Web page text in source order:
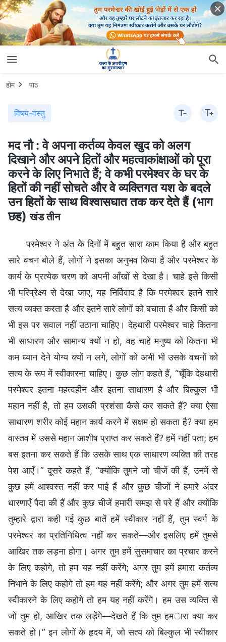
होम पाठ
विषय-वस्तु
मद नौ : वे अपना कर्तव्य केवल खुद को अलग
दिखाने और अपने हितों और महत्वाकांक्षाओं को पूरा
करने के लिए निभाते हैं; वे कभी परमेश्वर के घर के
हितों की नहीं सोचते और वे व्यक्तिगत यश के बदले
उन हितों के साथ विश्वासघात तक कर देते हैं (भाग
छह)खंड तीन
परमेश्वर ने अंत के दिनों में बहुत सारा काम किया है और बहुत
सारे वचन बोले हैं, लोगों ने इसका अनुभव किया है और परमेश्वर के
कार्य के प्रत्येक चरण को अपनी आँखों से देखा है। चाहे इसे किसी
भी परिप्रेक्ष्य से देखा जाए, यह निर्विवाद है कि परमेश्वर इतने सारे
सत्य व्यक्त करता है और इतने सारे लोगों को बचाता है और किसी को
भी इस पर सवाल नहीं उठाना चाहिए। देहधारी परमेश्वर चाहे कितना
भी साधारण और सामान्य क्यों न हो, वह चाहे मनुष्य को कितना भी
कम ध्यान देने योग्य क्यों न लगे, लोगों को अभी भी उसके वचनों को
सत्य के रूप में स्वीकारना चाहिए। कुछ लोग कहते हैं, “चूँकि देहधारी
परमेश्वर इतना महत्वहीन और इतना साधारण है और बिल्कुल भी
महान नहीं है, तो हम उसकी प्रशंसा कैसे कर सकते हैं? क्या ऐसा
साधारण शरीर कोई महान कार्य करने में सक्षम हो सकता है? क्या हम
वास्तव में उससे महान आशीष प्राप्त कर सकते हैं? हमें नहीं पता; हम
बस इतना कर सकते हैं कि उसके साथ एक साधारण व्यक्ति की तरह
पेश आएँ।” दूसरे कहते हैं, “क्योंकि तुमने जो चीजें की हैं, उनमें से
कुछ हमें आश्वस्त नहीं कर पाई हैं और कुछ चीजों ने हमारे अंदर
धारणाएँ पैदा की हैं और कुछ चीजें हमारी समझ से परे हैं और क्योंकि
तुम्हारे द्वारा कही गई कुछ बातें हमें स्वीकार नहीं हैं, तुम स्वर्ग के
परमेश्वर का प्रतिनिधित्व नहीं कर सकते—और इसलिए हमें तुमसे
आखिर तक लड़ना होगा। अगर तुम हमें सुसमाचार का प्रचार करने
के लिए कहोगे, तो हम यह नहीं करेंगे; अगर तुम हमें हमारा कर्तव्य
निभाने के लिए कहोगे तो हम यह नहीं करेंगे; और अगर तुम हमें सत्य
स्वीकारने के लिए कहोगे तो हम यह नहीं करेंगे। हम उस व्यक्ति से
जो तुम हो, आखिर तक लड़ेंगे—देखते हैं कि तुम हमारा क्या कर
सकते हो।” इन लोगों के हृदय में, जो सत्य को बिल्कुल भी स्वीकार